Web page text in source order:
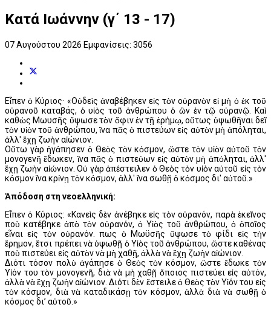
Κατά Ιωάννην (γ΄ 13 - 17)
07 Αυγούστου 2026 Εμφανίσεις: 3056
Εἶπεν ὁ Κύριος· «Οὐδεὶς ἀναβέβηκεν εἰς τὸν οὐρανὸν εἰ μὴ ὁ ἐκ τοῦ
οὐρανοῦ καταβάς, ὁ υἱὸς τοῦ ἀνθρώπου ὁ ὢν ἐν τῷ οὐρανῷ. Καὶ
καθὼς Μωυσῆς ὕψωσε τὸν ὄφιν ἐν τῇ ἐρήμῳ, οὕτως ὑψωθῆναι δεῖ
τὸν υἱὸν τοῦ ἀνθρώπου, ἵνα πᾶς ὁ πιστεύων εἰς αὐτὸν μὴ ἀπόληται,
ἀλλ' ἔχῃ ζωὴν αἰώνιον.
Οὕτω γὰρ ἠγάπησεν ὁ Θεὸς τὸν κόσμον, ὥστε τὸν υἱὸν αὐτοῦ τὸν
μονογενῆ ἔδωκεν, ἵνα πᾶς ὁ πιστεύων εἰς αὐτὸν μὴ ἀπόληται, ἀλλ'
ἔχῃ ζωὴν αἰώνιον. Οὐ γὰρ ἀπέστειλεν ὁ Θεὸς τὸν υἱὸν αὐτοῦ εἰς τὸν
κόσμον ἵνα κρίνῃ τὸν κόσμον, ἀλλ' ἵνα σωθῇ ὁ κόσμος δι' αὐτοῦ.»
Ἀπόδοση στη νεοελληνική:
Εἶπεν ὁ Κύριος: «Κανεὶς δὲν ἀνέβηκε εἰς τὸν οὐρανόν, παρὰ ἐκεῖνος
ποὺ κατέβηκε ἀπὸ τὸν οὐρανόν, ὁ Υἱὸς τοῦ ἀνθρώπου, ὁ ὁποῖος
εἶναι εἰς τὸν οὐρανόν. Ὅπως ὁ Μωϋσῆς ὕψωσε τὸ φίδι εἰς τὴν
ἔρημον, ἔτσι πρέπει νὰ ὑψωθῇ ὁ Υἱὸς τοῦ ἀνθρώπου, ὥστε καθένας
ποὺ πιστεύει εἰς αὐτὸν νὰ μὴ χαθῇ, ἀλλὰ νὰ ἔχῃ ζωὴν αἰώνιον.
Διότι τόσον πολὺ ἀγάπησε ὁ Θεὸς τὸν κόσμον, ὥστε ἔδωκε τὸν
Υἱόν του τὸν μονογενῆ, διὰ νὰ μὴ χαθῇ ὅποιος πιστεύει εἰς αὐτόν,
ἀλλὰ νὰ ἔχῃ ζωὴν αἰώνιον. Διότι δὲν ἔστειλε ὁ Θεὸς τὸν Υἱόν του εἰς
τὸν κόσμον, διὰ νὰ καταδικάσῃ τὸν κόσμον, ἀλλὰ διὰ νὰ σωθῇ ὁ
κόσμος δι’ αὐτοῦ.»